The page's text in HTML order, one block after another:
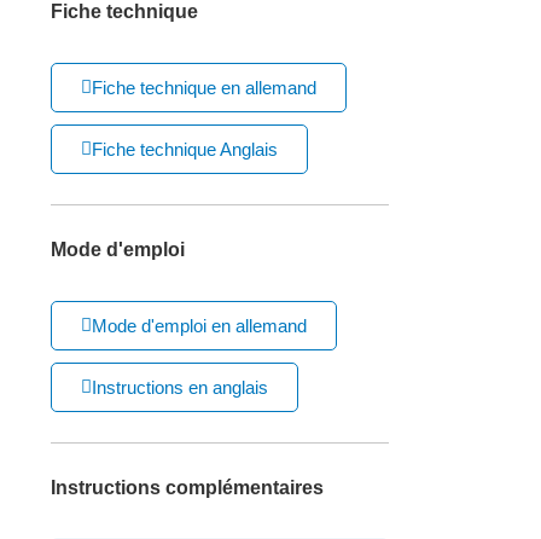
Fiche technique
Fiche technique en allemand
Fiche technique Anglais
Mode d'emploi
Mode d'emploi en allemand
Instructions en anglais
Instructions complémentaires